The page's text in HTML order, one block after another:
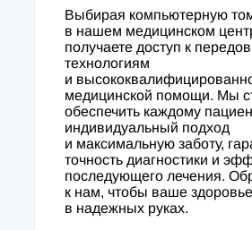
Выбирая компьютерную
в нашем медицинском
получаете доступ к
технологиям
и
медицинской помощи. Мы
обеспечить каждому
индивидуальный подход
и максимальную заботу,
точность диагностики и
последующего лечения.
к нам, чтобы ваше
в надежных руках.